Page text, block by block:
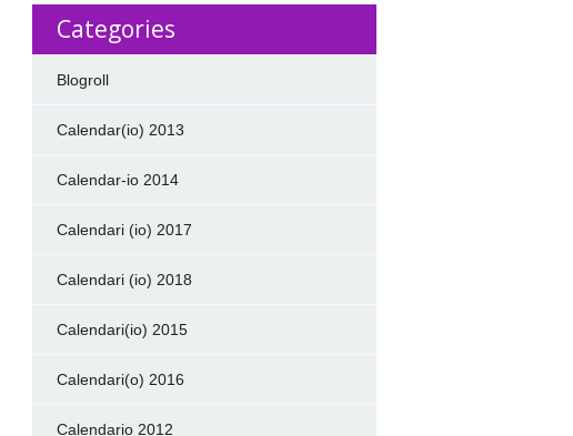
Categories
Blogroll
Calendar(io) 2013
Calendar-io 2014
Calendari (io) 2017
Calendari (io) 2018
Calendari(io) 2015
Calendari(o) 2016
Calendario 2012